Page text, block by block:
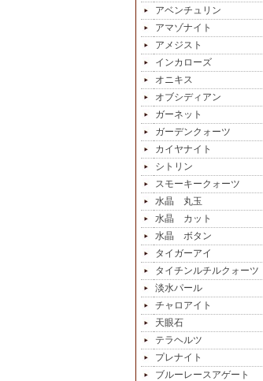
アベンチュリン
アマゾナイト
アメジスト
インカローズ
オニキス
オブシディアン
ガーネット
ガーデンクォーツ
カイヤナイト
シトリン
スモーキークォーツ
水晶 丸玉
水晶 カット
水晶 ボタン
タイガーアイ
タイチンルチルクォーツ
淡水パール
チャロアイト
天眼石
テラヘルツ
プレナイト
ブルーレースアゲート